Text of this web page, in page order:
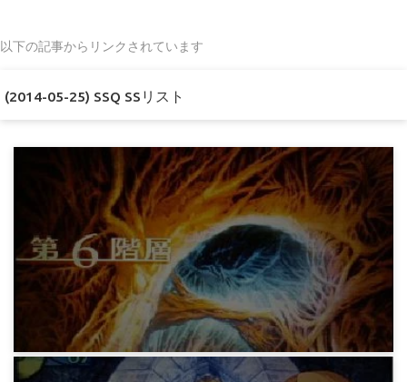
以下の記事からリンクされています
(2014-05-25) SSQ SSリスト
ゲーム